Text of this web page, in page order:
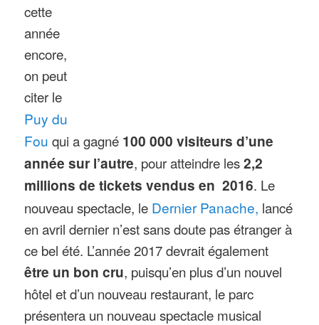
cette
année
encore,
on peut
citer le
Puy du
Fou qui a gagné 100 000 visiteurs d’une
année sur l’autre, pour atteindre les2,2
millions de tickets vendus en 2016. Le
nouveau spectacle, le Dernier Panache, lancé
en avril dernier n’est sans doute pas étranger à
ce bel été. L’année 2017 devrait également
être un bon cru, puisqu’en plus d’un nouvel
hôtel et d’un nouveau restaurant, le parc
présentera un nouveau spectacle musical